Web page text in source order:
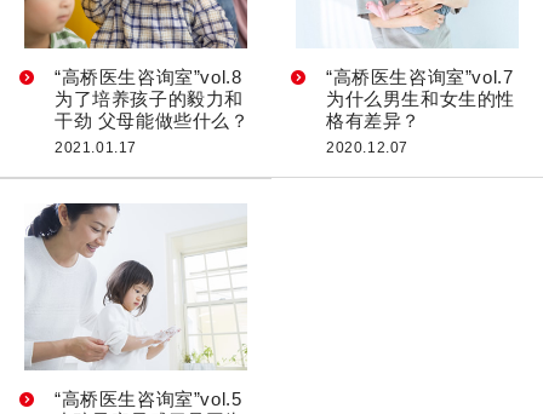
“高桥医生咨询室”vol.8
为了培养孩子的毅力和
干劲 父母能做些什么？
2021.01.17
“高桥医生咨询室”vol.7
为什么男生和女生的性
格有差异？
2020.12.07
“高桥医生咨询室”vol.5